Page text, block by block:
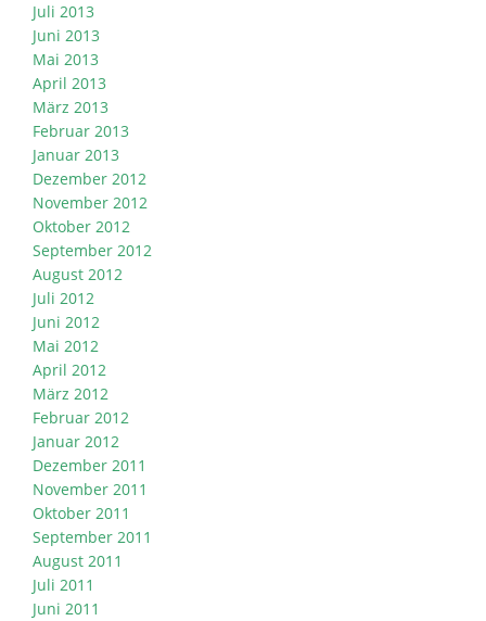
Juli 2013
Juni 2013
Mai 2013
April 2013
März 2013
Februar 2013
Januar 2013
Dezember 2012
November 2012
Oktober 2012
September 2012
August 2012
Juli 2012
Juni 2012
Mai 2012
April 2012
März 2012
Februar 2012
Januar 2012
Dezember 2011
November 2011
Oktober 2011
September 2011
August 2011
Juli 2011
Juni 2011